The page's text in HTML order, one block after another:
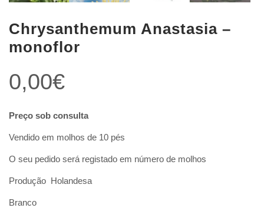
Chrysanthemum Anastasia –
monoflor
0,00€
Preço sob consulta
Vendido em molhos de 10 pés
O seu pedido será registado em número de molhos
Produção Holandesa
Branco